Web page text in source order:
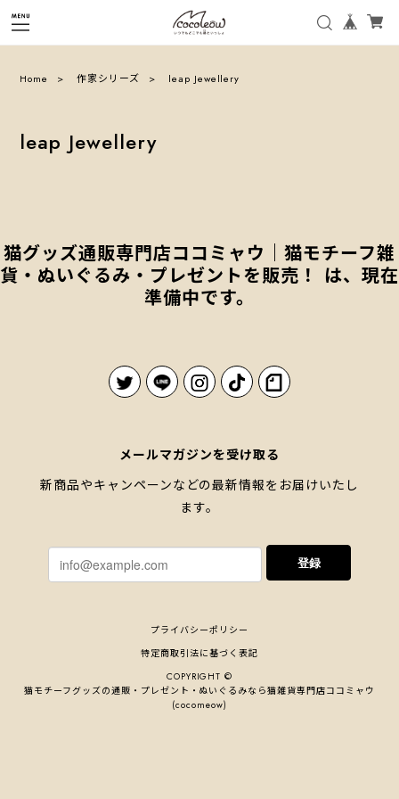
Home 作家シリーズ leap Jewellery
leap Jewellery
猫グッズ通販専門店ココミャウ｜猫モチーフ雑
貨・ぬいぐるみ・プレゼントを販売！ は、現在
準備中です。
メールマガジンを受け取る
新商品やキャンペーンなどの最新情報をお届けいたし
ます。
登録
プライバシーポリシー
特定商取引法に基づく表記
COPYRIGHT ©
猫モチーフグッズの通販・プレゼント・ぬいぐるみなら猫雑貨専⾨店ココミャウ
(cocomeow)